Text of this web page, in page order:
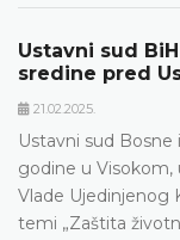
Ustavni sud
sredine pred
21.02.2025.
Ustavni sud Bosne
godine u Visokom,
Vlade Ujedinjenog
temi „Zaštita